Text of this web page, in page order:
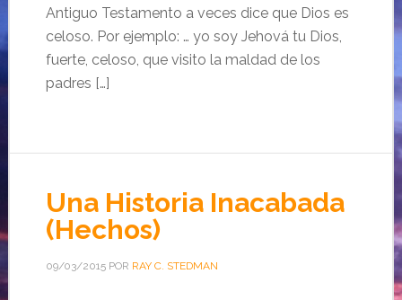
Antiguo Testamento a veces dice que Dios es
celoso. Por ejemplo: … yo soy Jehová tu Dios,
fuerte, celoso, que visito la maldad de los
padres […]
Una Historia Inacabada
(Hechos)
09/03/2015POR RAY C. STEDMAN